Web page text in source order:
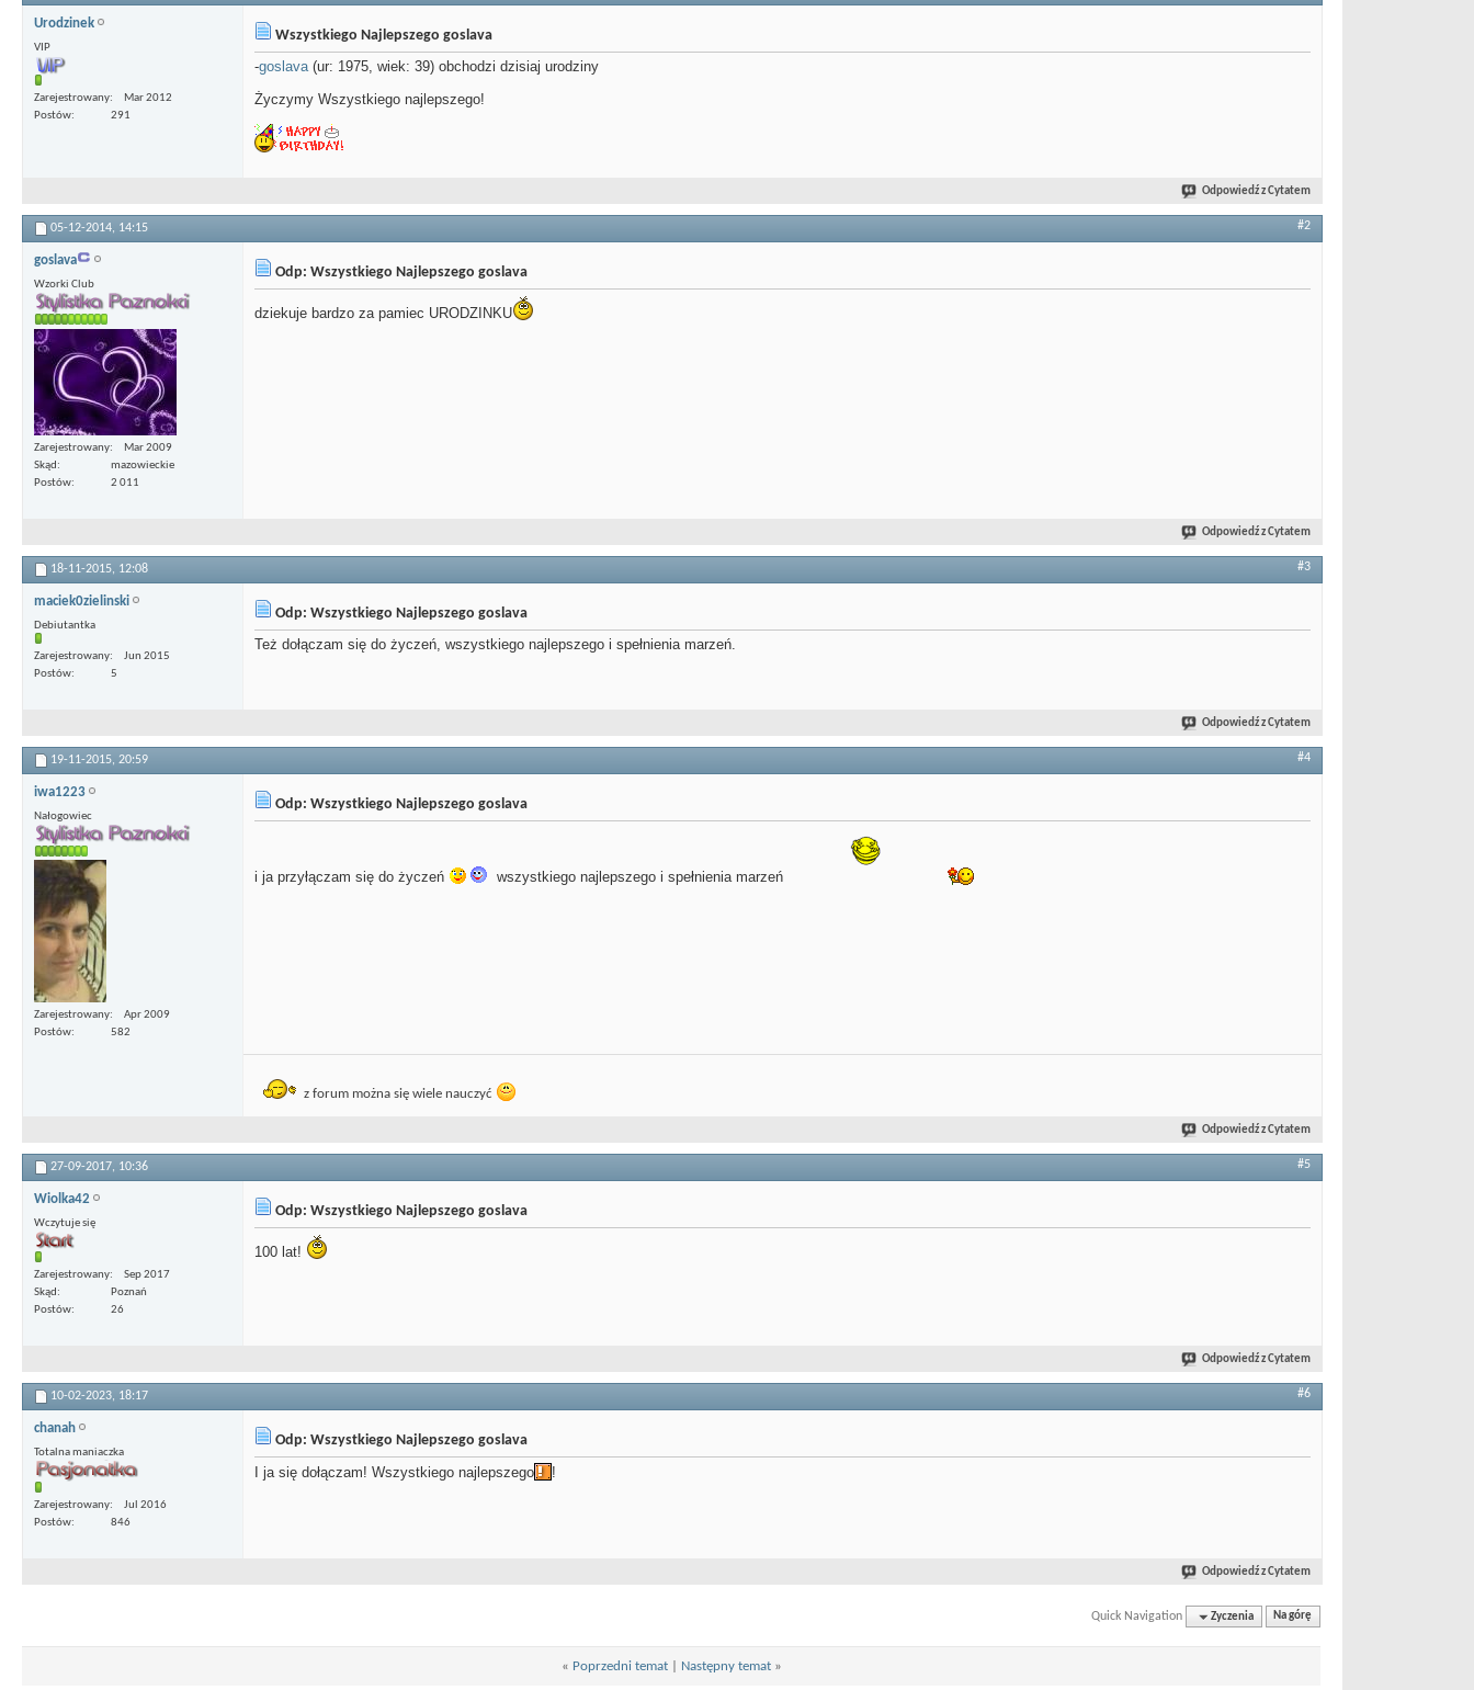
Urodzinek
VIP
Zarejestrowany
Mar 2012
Postów
291
Wszystkiego Najlepszego goslava
-goslava(ur: 1975, wiek: 39) obchodzi dzisiaj urodziny
Życzymy Wszystkiego najlepszego!
Odpowiedź z Cytatem
05-12-2014, 14:15 #2
goslava
Wzorki Club
Zarejestrowany
Mar 2009
Skąd
mazowieckie
Postów
2 011
Odp: Wszystkiego Najlepszego goslava
dziekuje bardzo za pamiec URODZINKU
Odpowiedź z Cytatem
18-11-2015, 12:08 #3
maciek0zielinski
Debiutantka
Zarejestrowany
Jun 2015
Postów
5
Odp: Wszystkiego Najlepszego goslava
Też dołączam się do życzeń, wszystkiego najlepszego i spełnienia marzeń.
Odpowiedź z Cytatem
19-11-2015, 20:59 #4
iwa1223
Nałogowiec
Zarejestrowany
Apr 2009
Postów
582
Odp: Wszystkiego Najlepszego goslava
i ja przyłączam się do życzeń wszystkiego najlepszego i spełnienia marzeń
z forum można się wiele nauczyć
Odpowiedź z Cytatem
27-09-2017, 10:36 #5
Wiolka42
Wczytuje się
Zarejestrowany
Sep 2017
Skąd
Poznań
Postów
26
Odp: Wszystkiego Najlepszego goslava
100 lat!
Odpowiedź z Cytatem
10-02-2023, 18:17 #6
chanah
Totalna maniaczka
Zarejestrowany
Jul 2016
Postów
846
Odp: Wszystkiego Najlepszego goslava
I ja się dołączam! Wszystkiego najlepszego
!
Odpowiedź z Cytatem
Quick Navigation Zyczenia Na górę
« Poprzedni temat| Następny temat »